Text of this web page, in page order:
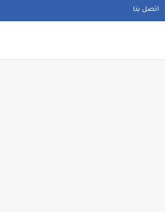
اتصل بنا